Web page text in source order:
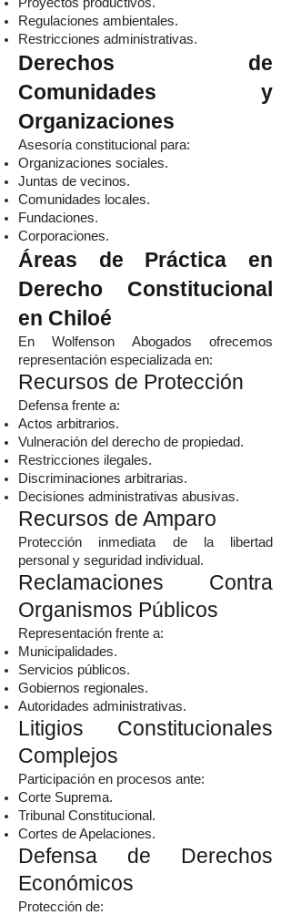
Regulaciones ambientales.
Restricciones administrativas.
Derechos de
Comunidades y
Organizaciones
Asesoría constitucional para:
Organizaciones sociales.
Juntas de vecinos.
Comunidades locales.
Fundaciones.
Corporaciones.
Áreas de Práctica en
Derecho Constitucional
en Chiloé
En Wolfenson Abogados ofrecemos
representación especializada en:
Recursos de Protección
Defensa frente a:
Actos arbitrarios.
Vulneración del derecho de propiedad.
Restricciones ilegales.
Discriminaciones arbitrarias.
Decisiones administrativas abusivas.
Recursos de Amparo
Protección inmediata de la libertad
personal y seguridad individual.
Reclamaciones Contra
Organismos Públicos
Representación frente a:
Municipalidades.
Servicios públicos.
Gobiernos regionales.
Autoridades administrativas.
Litigios Constitucionales
Complejos
Participación en procesos ante:
Corte Suprema.
Tribunal Constitucional.
Cortes de Apelaciones.
Defensa de Derechos
Económicos
Protección de: